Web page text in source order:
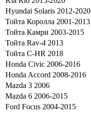
Hyundai Solaris 2012-2020
Тойта Королла 2001-2013
Тойта Камри 2003-2015
Тойта Rav-4 2013
Тойта C-HR 2018
Honda Civic 2006-2016
Honda Accord 2008-2016
Mazda 3 2006
Mazda 6 2006-2015
Ford Focus 2004-2015